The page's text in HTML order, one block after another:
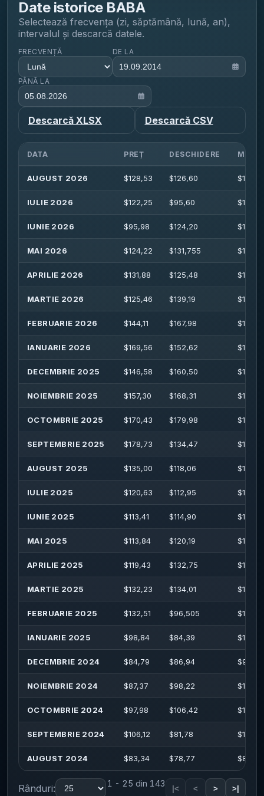
Date istorice BABA
Selectează frecvența (zi, săptămână, lună, an),
intervalul și descarcă datele.
FRECVENȚĂ DE LA
PÂNĂ LA
Descarcă XLSX Descarcă CSV
DATA PREȚ DESCHIDERE
AUGUST 2026 $128,53 $126,60 $
IULIE 2026 $122,25 $95,60 $
IUNIE 2026 $95,98 $124,20 $
MAI 2026 $124,22 $131,755 $
APRILIE 2026 $131,88 $125,48 $
MARTIE 2026 $125,46 $139,19 $
FEBRUARIE 2026 $144,11 $167,98 $
IANUARIE 2026 $169,56 $152,62 $181,10
DECEMBRIE 2025 $146,58 $160,50 $
NOIEMBRIE 2025 $157,30 $168,31 $
OCTOMBRIE 2025 $170,43 $179,98 $
SEPTEMBRIE 2025 $178,73 $134,47 $182,15
AUGUST 2025 $135,00 $118,06 $
IULIE 2025 $120,63 $112,95 $
IUNIE 2025 $113,41 $114,90 $
MAI 2025 $113,84 $120,19 $134,51
APRILIE 2025 $119,43 $132,75 $134,10
MARTIE 2025 $132,23 $134,01 $
FEBRUARIE 2025 $132,51 $96,505 $
IANUARIE 2025 $98,84 $84,39 $
DECEMBRIE 2024 $84,79 $86,94 $94,12
NOIEMBRIE 2024 $87,37 $98,22 $101,10
OCTOMBRIE 2024 $97,98 $106,42 $117,82
SEPTEMBRIE 2024 $106,12 $81,78 $112,22
AUGUST 2024 $83,34 $78,77 $85,79
Rânduri: 1 - 25 din 143 |< < > >|